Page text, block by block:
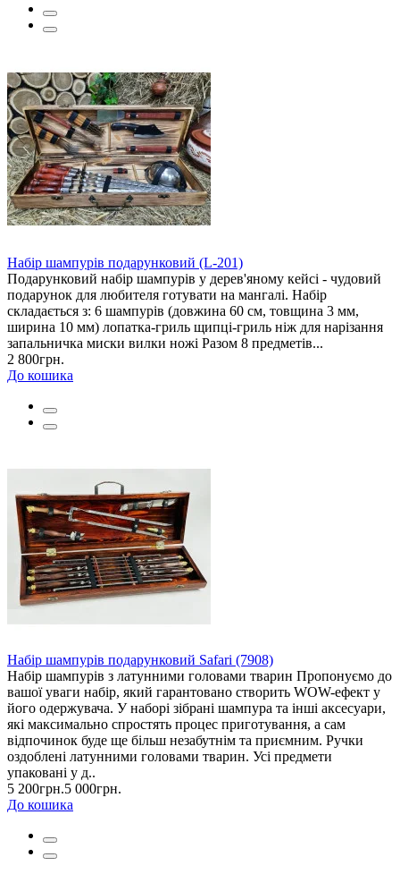
Набір шампурів подарунковий (L-201)
Подарунковий набір шампурів у дерев'яному кейсі - чудовий
подарунок для любителя готувати на мангалі. Набір
складається з: 6 шампурів (довжина 60 см, товщина 3 мм,
ширина 10 мм) лопатка-гриль щипці-гриль ніж для нарізання
запальничка миски вилки ножі Разом 8 предметів...
2 800грн.
До кошика
Набір шампурів подарунковий Safari (7908)
Набір шампурів з латунними головами тварин Пропонуємо до
вашої уваги набір, який гарантовано створить WOW-ефект у
його одержувача. У наборі зібрані шампура та інші аксесуари,
які максимально спростять процес приготування, а сам
відпочинок буде ще більш незабутнім та приємним. Ручки
оздоблені латунними головами тварин. Усі предмети
упаковані у д..
5 200грн.5 000грн.
До кошика